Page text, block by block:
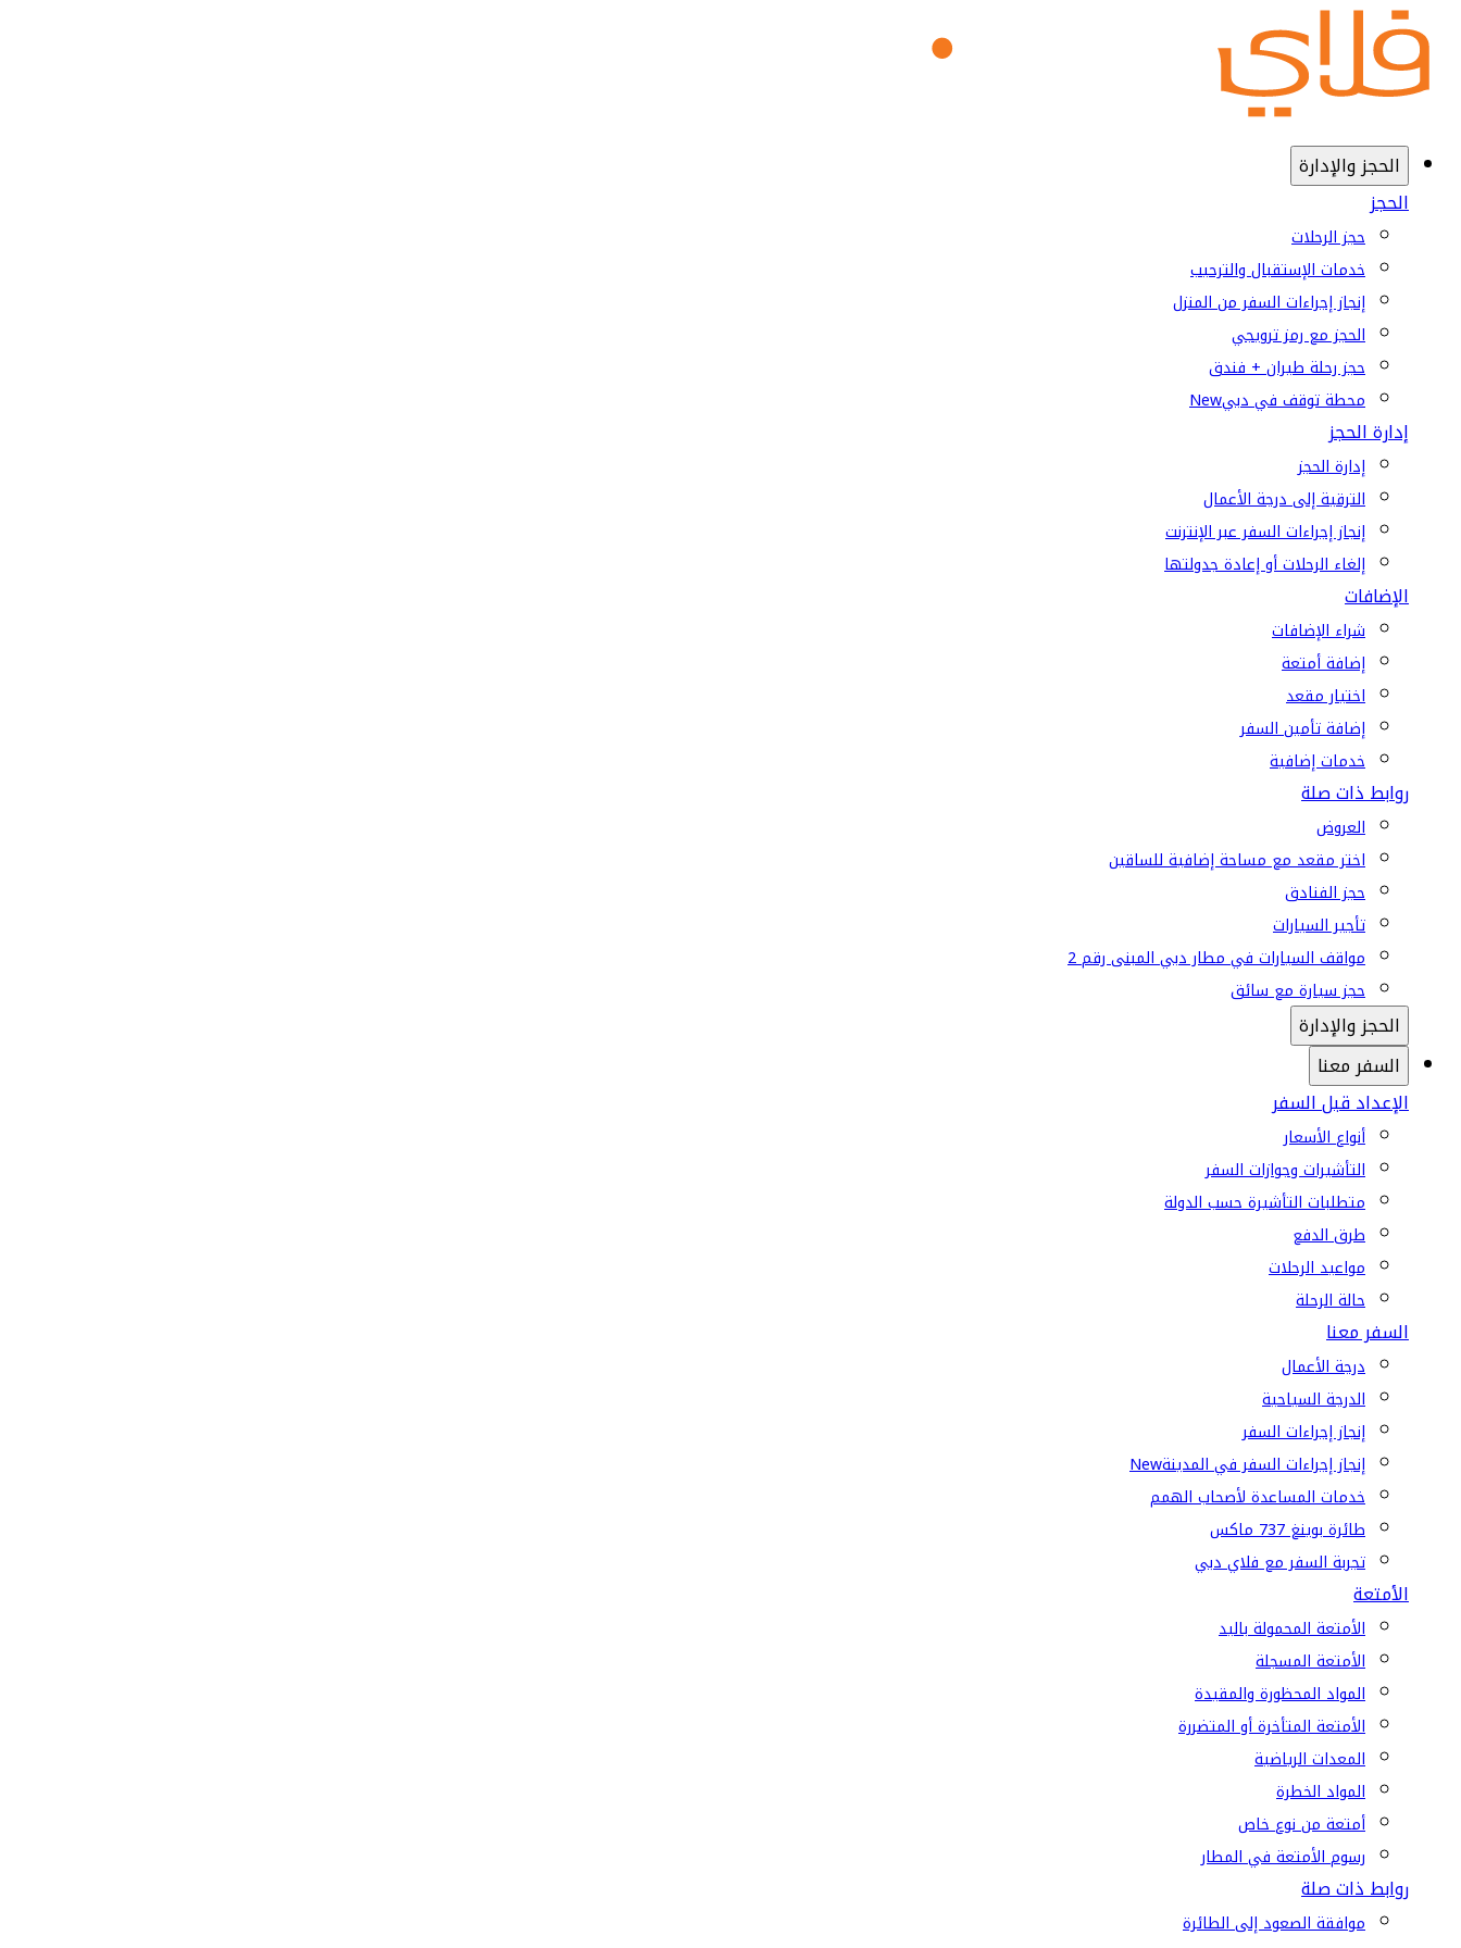
الحجز والإدارة
الحجز
حجز الرحلات
خدمات الإستقبال والترحيب
إنجاز إجراءات السفر من المنزل
الحجز مع رمز ترويجي
حجز رحلة طيران + فندق
محطة توقف في دبيNew
إدارة الحجز
إدارة الحجز
الترقية إلى درجة الأعمال
إنجاز إجراءات السفر عبر الإنترنت
إلغاء الرحلات أو إعادة جدولتها
الإضافات
شراء الإضافات
إضافة أمتعة
اختيار مقعد
إضافة تأمين السفر
خدمات إضافية
روابط ذات صلة
العروض
اختر مقعد مع مساحة إضافية للساقين
حجز الفنادق
تأجير السيارات
مواقف السيارات في مطار دبي المبنى رقم 2
حجز سيارة مع سائق
الحجز والإدارة
السفر معنا
الإعداد قبل السفر
أنواع الأسعار
التأشيرات وجوازات السفر
متطلبات التأشيرة حسب الدولة
طرق الدفع
مواعيد الرحلات
حالة الرحلة
السفر معنا
درجة الأعمال
الدرجة السياحية
إنجاز إجراءات السفر
إنجاز إجراءات السفر في المدينةNew
خدمات المساعدة لأصحاب الهمم
طائرة بوينغ 737 ماكس
تجربة السفر مع فلاي دبي
الأمتعة
الأمتعة المحمولة باليد
الأمتعة المسجلة
المواد المحظورة والمقيدة
الأمتعة المتأخرة أو المتضررة
المعدات الرياضية
المواد الخطرة
أمتعة من نوع خاص
رسوم الأمتعة في المطار
روابط ذات صلة
موافقة الصعود إلى الطائرة